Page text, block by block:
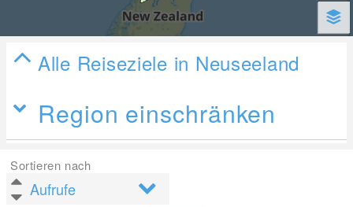
Alle Reiseziele in Neuseeland
Region einschränken
Sortieren nach